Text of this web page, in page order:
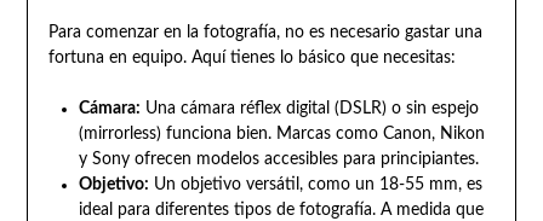
Para comenzar en la fotografía, no es necesario gastar una
fortuna en equipo. Aquí tienes lo básico que necesitas:
Cámara: Una cámara réflex digital (DSLR) o sin espejo
(mirrorless) funciona bien. Marcas como Canon, Nikon
y Sony ofrecen modelos accesibles para principiantes.
Objetivo: Un objetivo versátil, como un 18-55 mm, es
ideal para diferentes tipos de fotografía. A medida que